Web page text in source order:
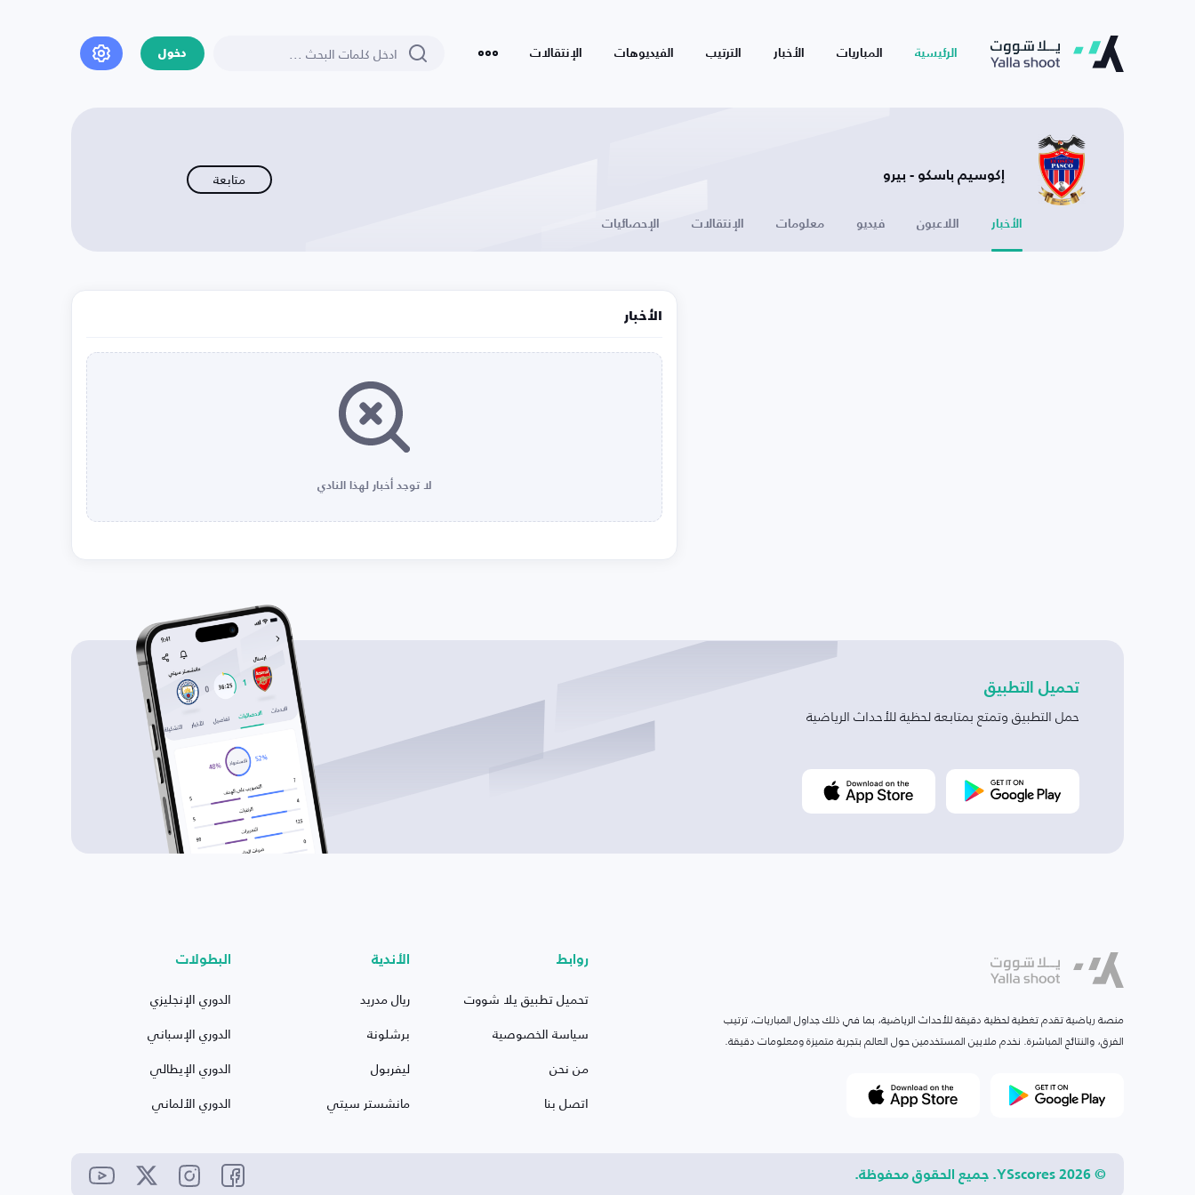
الرئيسية المباريات الأخبار الترتيب الفيديوهات الإنتقالات دخول
إكوسيم باسكو - بيرو متابعة
الأخبار اللاعبون فيديو معلومات الإنتقالات الإحصائيات
الأخبار
لا توجد أخبار لهذا النادي
تحميل التطبيق
حمل التطبيق وتمتع بمتابعة لحظية للأحداث الرياضية
منصة رياضية تقدم تغطية لحظية دقيقة للأحداث الرياضية، بما في ذلك جداول المباريات، ترتيب
الفرق، والنتائج المباشرة. نخدم ملايين المستخدمين حول العالم بتجربة متميزة ومعلومات دقيقة.
روابط
تحميل تطبيق يلا شووت
سياسة الخصوصية
من نحن
اتصل بنا
الأندية
ريال مدريد
برشلونة
ليفربول
مانشستر سيتي
البطولات
الدوري الإنجليزي
الدوري الإسباني
الدوري الإيطالي
الدوري الألماني
© 2026 YSscores. جميع الحقوق محفوظة.